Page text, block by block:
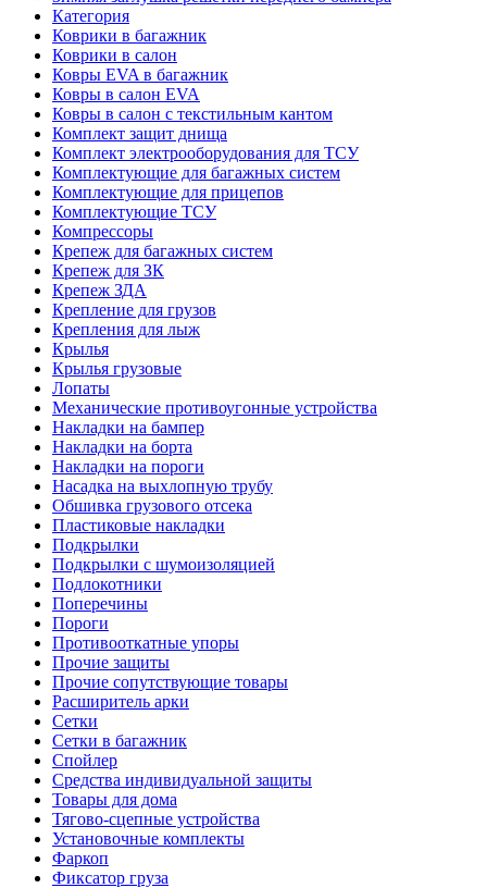
Категория
Коврики в багажник
Коврики в салон
Ковры EVA в багажник
Ковры в салон EVA
Ковры в салон с текстильным кантом
Комплект защит днища
Комплект электрооборудования для ТСУ
Комплектующие для багажных систем
Комплектующие для прицепов
Комплектующие ТСУ
Компрессоры
Крепеж для багажных систем
Крепеж для ЗК
Крепеж ЗДА
Крепление для грузов
Крепления для лыж
Крылья
Крылья грузовые
Лопаты
Механические противоугонные устройства
Накладки на бампер
Накладки на борта
Накладки на пороги
Насадка на выхлопную трубу
Обшивка грузового отсека
Пластиковые накладки
Подкрылки
Подкрылки с шумоизоляцией
Подлокотники
Поперечины
Пороги
Противооткатные упоры
Прочие защиты
Прочие сопутствующие товары
Расширитель арки
Сетки
Сетки в багажник
Спойлер
Средства индивидуальной защиты
Товары для дома
Тягово-сцепные устройства
Установочные комплекты
Фаркоп
Фиксатор груза